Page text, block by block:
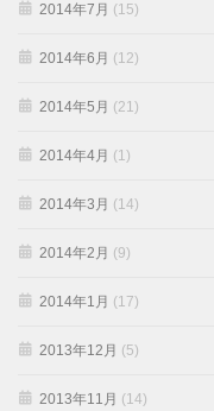
2014年7月 (15)
2014年6月 (12)
2014年5月 (21)
2014年4月 (1)
2014年3月 (14)
2014年2月 (9)
2014年1月 (17)
2013年12月 (5)
2013年11月 (14)